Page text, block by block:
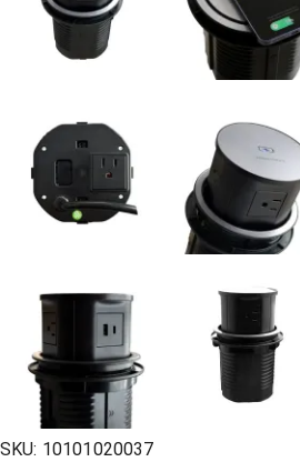
SKU: 10101020037